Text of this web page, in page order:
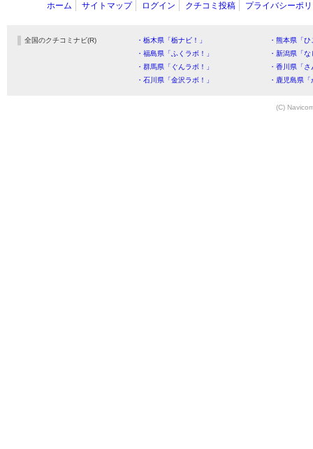
ホーム サイトマップ ログイン クチコミ投稿 プライバシーポ
全国のクチコミナビ(R) ・栃木県「栃ナビ！」
・熊本県「
・福島県「ふくラボ！」
・新潟県「
・群馬県「ぐんラボ！」
・香川県「
・石川県「金沢ラボ！」
・鹿児島県
(C)